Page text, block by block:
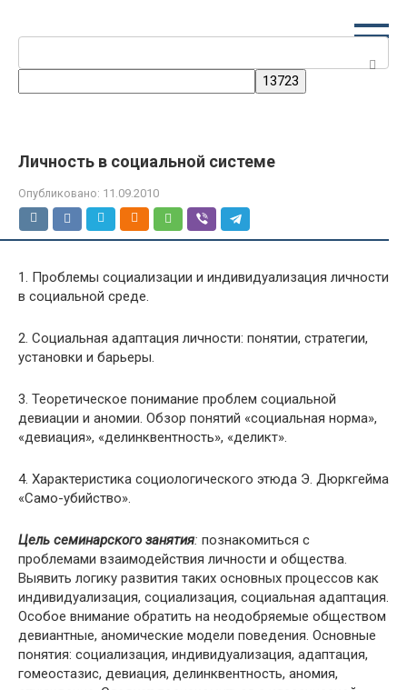
Личность в социальной системе
Опубликовано: 11.09.2010
1. Проблемы социализации и индивидуализация личности
в социальной среде.
2. Социальная адаптация личности: понятии, стратегии,
установки и барьеры.
3. Теоретическое понимание проблем социальной
девиации и аномии. Обзор понятий «социальная норма»,
«девиация», «делинквентность», «деликт».
4. Характеристика социологического этюда Э. Дюркгейма
«Само-убийство».
Цель семинарского занятия: познакомиться с
проблемами взаимодействия личности и общества.
Выявить логику развития таких основных процессов как
индивидуализация, социализация, социальная адаптация.
Особое внимание обратить на неодобряемые обществом
девиантные, аномические модели поведения. Основные
понятия: социализация, индивидуализация, адаптация,
гомеостазис, девиация, делинквентность, аномия,